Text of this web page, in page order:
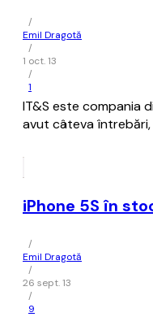
/
Emil Dragotă
/
1 oct. 13
/
1
IT&S este compania
avut câteva întrebări,
iPhone 5S în
/
Emil Dragotă
/
26 sept. 13
/
9